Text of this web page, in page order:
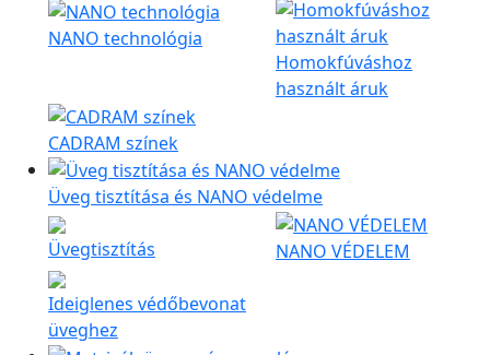
NANO technológia
Homokfúváshoz
használt áruk
CADRAM színek
Üveg tisztítása és NANO védelme
Üvegtisztítás NANO VÉDELEM
Ideiglenes védőbevonat
üveghez